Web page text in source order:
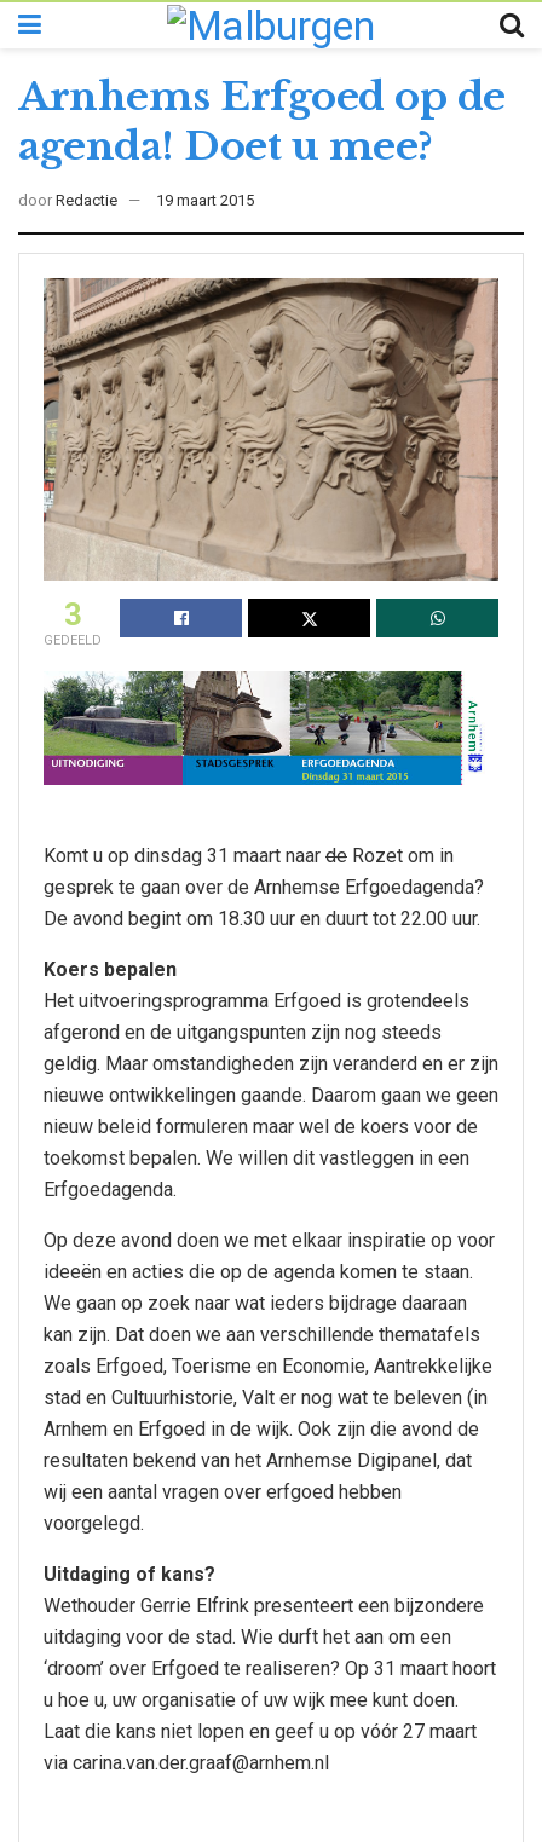
Arnhems Erfgoed op de
agenda! Doet u mee?
door Redactie 19 maart 2015
3
GEDEELD
Komt u op dinsdag 31 maart naar de Rozet om in
gesprek te gaan over de Arnhemse Erfgoedagenda?
De avond begint om 18.30 uur en duurt tot 22.00 uur.
Koers bepalen
Het uitvoeringsprogramma Erfgoed is grotendeels
afgerond en de uitgangspunten zijn nog steeds
geldig. Maar omstandigheden zijn veranderd en er zijn
nieuwe ontwikkelingen gaande. Daarom gaan we geen
nieuw beleid formuleren maar wel de koers voor de
toekomst bepalen. We willen dit vastleggen in een
Erfgoedagenda.
Op deze avond doen we met elkaar inspiratie op voor
ideeën en acties die op de agenda komen te staan.
We gaan op zoek naar wat ieders bijdrage daaraan
kan zijn. Dat doen we aan verschillende thematafels
zoals Erfgoed, Toerisme en Economie, Aantrekkelijke
stad en Cultuurhistorie, Valt er nog wat te beleven (in
Arnhem en Erfgoed in de wijk. Ook zijn die avond de
resultaten bekend van het Arnhemse Digipanel, dat
wij een aantal vragen over erfgoed hebben
voorgelegd.
Uitdaging of kans?
Wethouder Gerrie Elfrink presenteert een bijzondere
uitdaging voor de stad. Wie durft het aan om een
‘droom’ over Erfgoed te realiseren? Op 31 maart hoort
u hoe u, uw organisatie of uw wijk mee kunt doen.
Laat die kans niet lopen en geef u op vóór 27 maart
via carina.van.der.graaf@arnhem.nl